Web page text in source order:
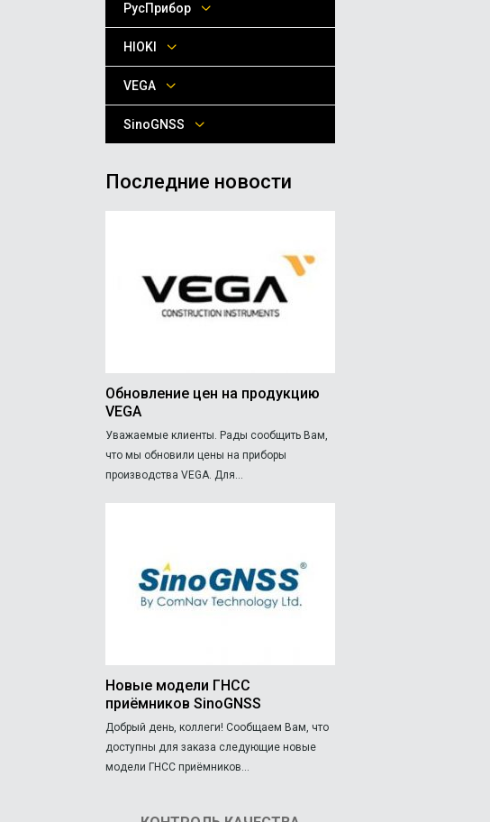
РусПрибор
HIOKI
VEGA
SinoGNSS
Последние новости
Обновление цен на продукцию
VEGA
Уважаемые клиенты. Рады сообщить Вам,
что мы обновили цены на приборы
производства VEGA. Для...
Новые модели ГНСС
приёмников SinoGNSS
Добрый день, коллеги! Сообщаем Вам, что
доступны для заказа следующие новые
модели ГНСС приёмников...